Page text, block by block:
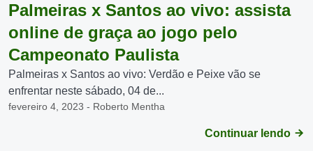
Palmeiras x Santos ao vivo: assista
online de graça ao jogo pelo
Campeonato Paulista
Palmeiras x Santos ao vivo: Verdão e Peixe vão se
enfrentar neste sábado, 04 de...
fevereiro 4, 2023 - Roberto Mentha
Continuar lendo